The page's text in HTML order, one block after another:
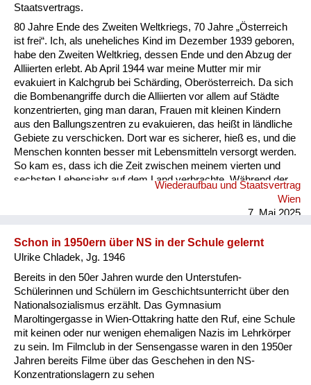
Staatsvertrags.
80 Jahre Ende des Zweiten Weltkriegs, 70 Jahre „Österreich
ist frei“. Ich, als uneheliches Kind im Dezember 1939 geboren,
habe den Zweiten Weltkrieg, dessen Ende und den Abzug der
Alliierten erlebt. Ab April 1944 war meine Mutter mir mir
evakuiert in Kalchgrub bei Schärding, Oberösterreich. Da sich
die Bombenangriffe durch die Alliierten vor allem auf Städte
konzentrierten, ging man daran, Frauen mit kleinen Kindern
aus den Ballungszentren zu evakuieren, das heißt in ländliche
Gebiete zu verschicken. Dort war es sicherer, hieß es, und die
Menschen konnten besser mit Lebensmitteln versorgt werden.
So kam es, dass ich die Zeit zwischen meinem vierten und
sechsten Lebensjahr auf dem Land verbrachte. Während der
Zeit unserer Evakuierung fuhren wir einige Male nach Wien,
wo mir mulmig zumut war, wenn Erwachsene in Hektik
Kuckucks ertönte, womit Tiefflieger angekündigt wurden. Dann
schnappte mich ein Familienmitgli...
Wiederaufbau und Staatsvertrag
Wien
7. Mai 2025
Schon in 1950ern über NS in der Schule gelernt
Ulrike Chladek, Jg. 1946
Bereits in den 50er Jahren wurde den Unterstufen-
Schülerinnen und Schülern im Geschichtsunterricht über den
Nationalsozialismus erzählt. Das Gymnasium
Maroltingergasse in Wien-Ottakring hatte den Ruf, eine Schule
mit keinen oder nur wenigen ehemaligen Nazis im Lehrkörper
zu sein. Im Filmclub in der Sensengasse waren in den 1950er
Jahren bereits Filme über das Geschehen in den NS-
Konzentrationslagern zu sehen